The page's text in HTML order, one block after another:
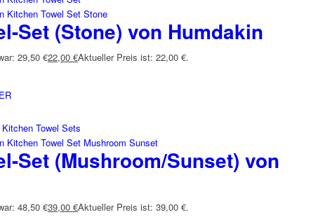
Set (Stone) von Humdakin
29,50 €22,00 €Aktueller Preis ist: 22,00 €.
Set (Mushroom/Sunset) von
48,50 €39,00 €Aktueller Preis ist: 39,00 €.